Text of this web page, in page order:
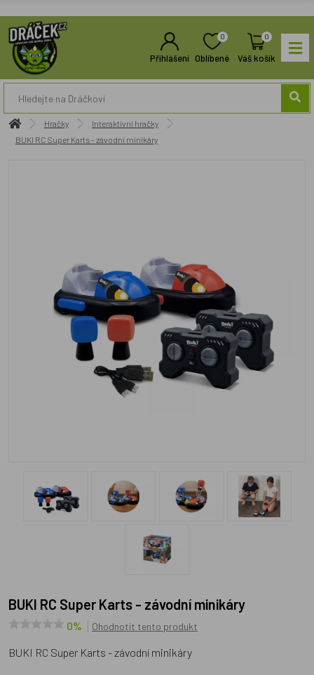
Přihlášení
0
Oblíbené
0
Váš košík
Hračky
Interaktivní hračky
BUKI RC Super Karts - závodní minikáry
BUKI RC Super Karts - závodní minikáry
0% Ohodnotit tento produkt
BUKI RC Super Karts - závodní minikáry